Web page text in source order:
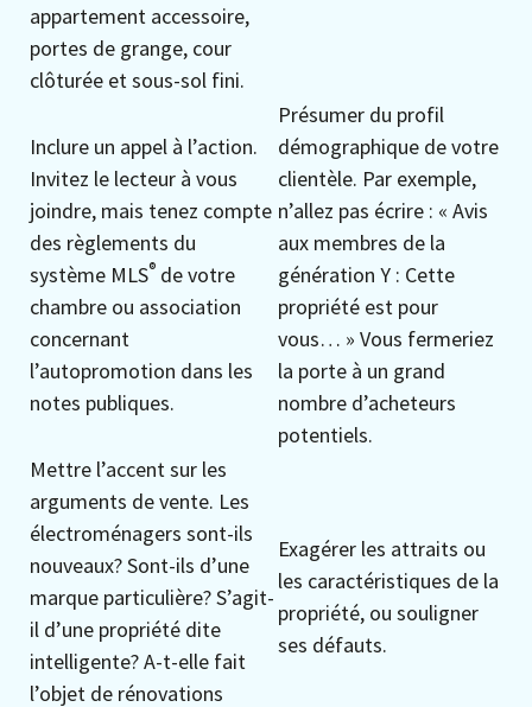
appartement accessoire,
portes de grange, cour
clôturée et sous-sol fini.
Inclure un appel à l’action.
Invitez le lecteur à vous
joindre, mais tenez compte
des règlements du
système MLS® de votre
chambre ou association
concernant
l’autopromotion dans les
notes publiques.
Présumer du profil
démographique de votre
clientèle. Par exemple,
n’allez pas écrire : « Avis
aux membres de la
génération Y : Cette
propriété est pour
vous… » Vous fermeriez
la porte à un grand
nombre d’acheteurs
potentiels.
Mettre l’accent sur les
arguments de vente. Les
électroménagers sont-ils
nouveaux? Sont-ils d’une
marque particulière? S’agit-
il d’une propriété dite
intelligente? A-t-elle fait
l’objet de rénovations
Exagérer les attraits ou
les caractéristiques de la
propriété, ou souligner
ses défauts.